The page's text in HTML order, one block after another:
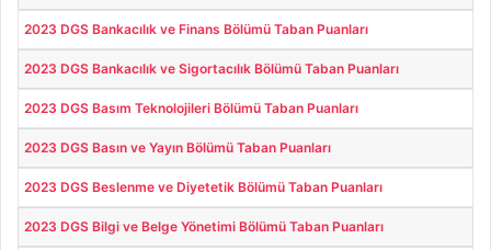
2023 DGS Bankacılık ve Finans Bölümü Taban Puanları
2023 DGS Bankacılık ve Sigortacılık Bölümü Taban Puanları
2023 DGS Basım Teknolojileri Bölümü Taban Puanları
2023 DGS Basın ve Yayın Bölümü Taban Puanları
2023 DGS Beslenme ve Diyetetik Bölümü Taban Puanları
2023 DGS Bilgi ve Belge Yönetimi Bölümü Taban Puanları